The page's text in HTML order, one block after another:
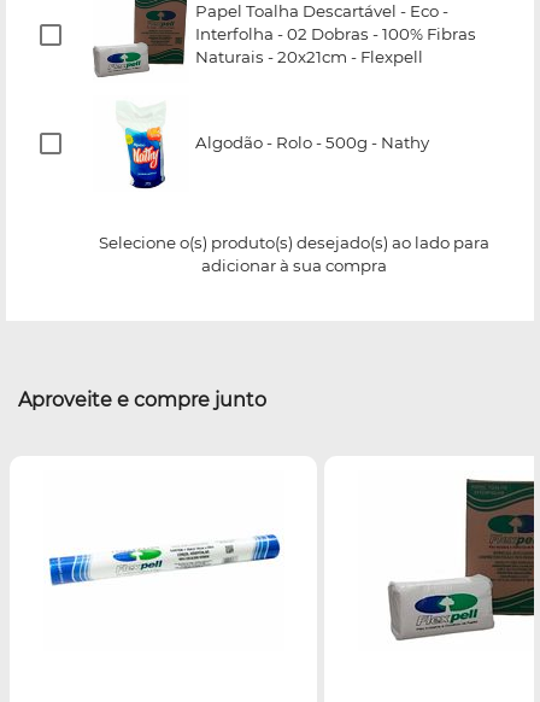
Papel Toalha Descartável - Eco -
Interfolha - 02 Dobras - 100% Fibras
Naturais - 20x21cm - Flexpell
Algodão - Rolo - 500g - Nathy
Selecione o(s) produto(s) desejado(s) ao lado para
adicionar à sua compra
Aproveite e compre junto